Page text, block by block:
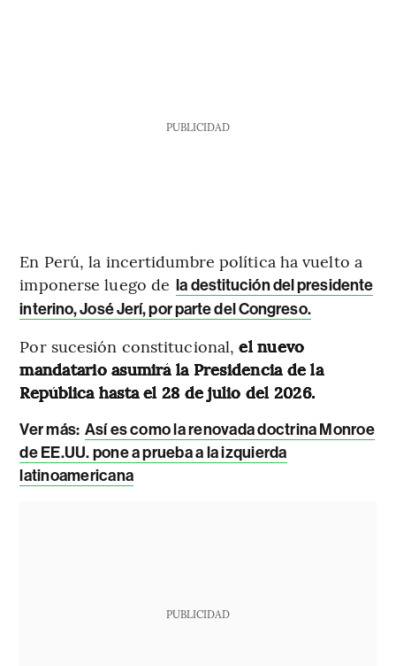
PUBLICIDAD
En Perú, la incertidumbre política ha vuelto a
imponerse luego de la destitución del presidente
interino, José Jerí, por parte del Congreso.
Por sucesión constitucional, el nuevo
mandatario asumirá la Presidencia de la
República hasta el 28 de julio del 2026.
Ver más: Así es como la renovada doctrina Monroe
de EE.UU. pone a prueba a la izquierda
latinoamericana
PUBLICIDAD